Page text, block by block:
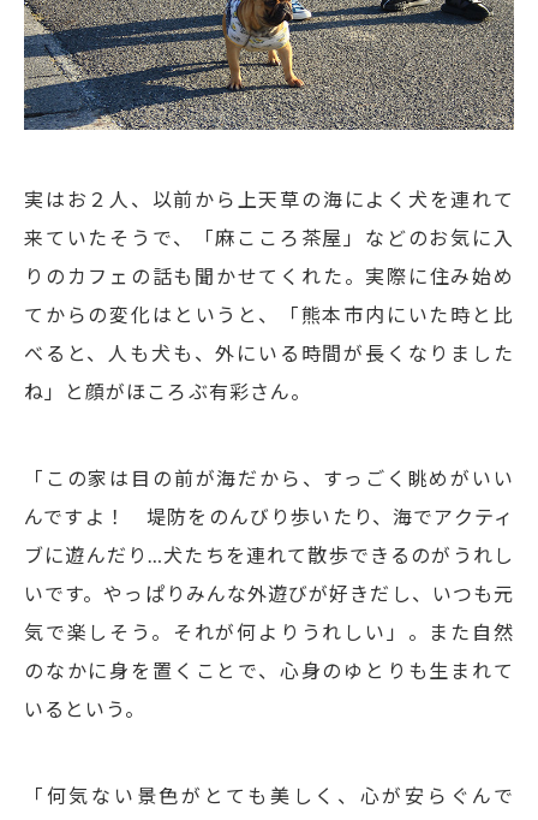
実はお２人、以前から上天草の海によく犬を連れて
来ていたそうで、「麻こころ茶屋」などのお気に入
りのカフェの話も聞かせてくれた。実際に住み始め
てからの変化はというと、「熊本市内にいた時と比
べると、人も犬も、外にいる時間が長くなりました
ね」と顔がほころぶ有彩さん。
「この家は目の前が海だから、すっごく眺めがいい
んですよ！ 堤防をのんびり歩いたり、海でアクティ
ブに遊んだり…犬たちを連れて散歩できるのがうれし
いです。やっぱりみんな外遊びが好きだし、いつも元
気で楽しそう。それが何よりうれしい」。また自然
のなかに身を置くことで、心身のゆとりも生まれて
いるという。
「何気ない景色がとても美しく、心が安らぐんで